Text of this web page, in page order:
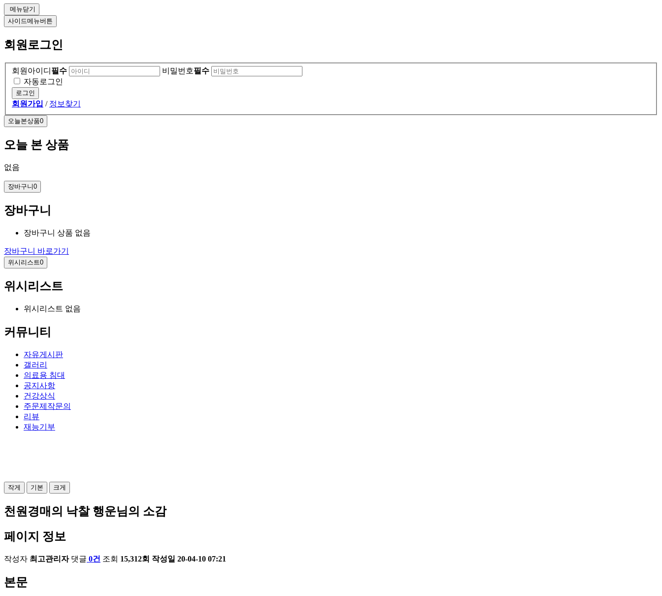
메뉴닫기
사이드메뉴버튼
회원로그인
회원아이디 필수 비밀번호필수
자동로그인
회원가입 / 정보찾기
오늘본상품0
오늘 본 상품
없음
장바구니0
장바구니
장바구니 상품 없음
장바구니 바로가기
위시리스트0
위시리스트
위시리스트 없음
커뮤니티
자유게시판
갤러리
의료용 침대
공지사항
건강상식
주문제작문의
리뷰
재능기부
작게 기본 크게
천원경매의 낙찰 행운님의 소감
페이지 정보
작성자 최고관리자 댓글 0건 조회 15,312회 작성일 20-04-10 07:21
본문